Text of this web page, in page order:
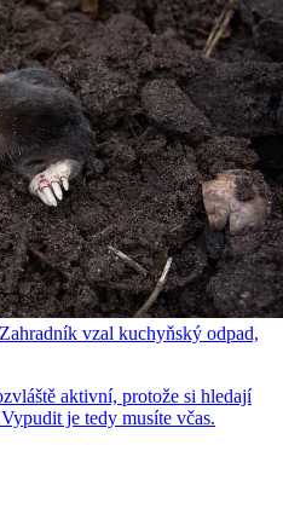
vzal kuchyňský odpad,
aktivní, protože si hledají
je tedy musíte včas.